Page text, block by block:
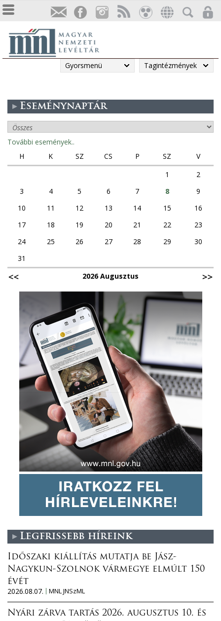
Gyorsmenü Tagintézmények
Eseménynaptár
További események..
H
K SZ CS P SZ
V
1
2
3
4 5 6 7 8
9
10
11 12 13 14 15
16
17
18 19 20 21 22
23
24
25 26 27 28 29
30
31
2026 Augusztus
Legfrissebb híreink
Időszaki kiállítás mutatja be Jász-
Nagykun-Szolnok vármegye elmúlt 150
évét
2026.08.07.
MNL JNSzML
Nyári zárva tartás 2026. augusztus 10. és